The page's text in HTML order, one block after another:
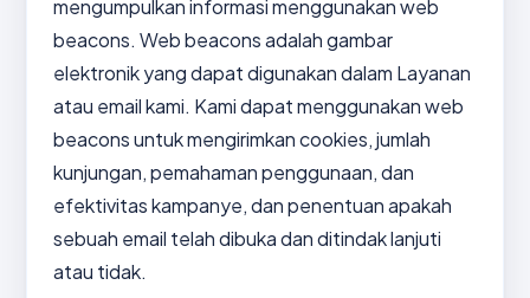
mengumpulkan informasi menggunakan web
beacons. Web beacons adalah gambar
elektronik yang dapat digunakan dalam Layanan
atau email kami. Kami dapat menggunakan web
beacons untuk mengirimkan cookies, jumlah
kunjungan, pemahaman penggunaan, dan
efektivitas kampanye, dan penentuan apakah
sebuah email telah dibuka dan ditindak lanjuti
atau tidak.